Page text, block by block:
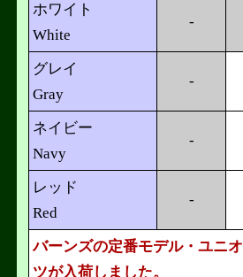
ホワイト
White
-
グレイ
Gray
-
ネイビー
Navy
-
レッド
Red
-
バーンズの定番モデル・ユニ
ツが入荷しました。